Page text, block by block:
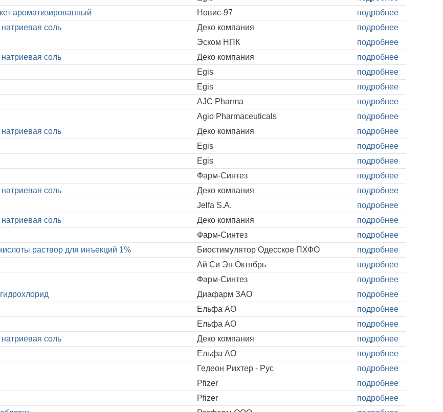
ароматизированный
Новис-97
подробнее
соль
Деко компания
подробнее
Эском НПК
подробнее
соль
Деко компания
подробнее
Egis
подробнее
Egis
подробнее
AJC Pharma
подробнее
Agio Pharmaceuticals
подробнее
соль
Деко компания
подробнее
Egis
подробнее
Egis
подробнее
Фарм-Синтез
подробнее
соль
Деко компания
подробнее
Jelfa S.A.
подробнее
соль
Деко компания
подробнее
Фарм-Синтез
подробнее
раствор для инъекций 1%
Биостимулятор Одесское ПХФО
подробнее
Ай Си Эн Октябрь
подробнее
Фарм-Синтез
подробнее
Диафарм ЗАО
подробнее
Ельфа АО
подробнее
Ельфа АО
подробнее
соль
Деко компания
подробнее
Ельфа АО
подробнее
Гедеон Рихтер - Рус
подробнее
Pfizer
подробнее
Pfizer
подробнее